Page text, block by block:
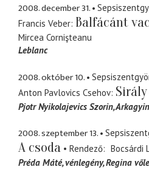
2008. december 31.
Francis Veber Balfácánt
Mircea Cornişteanu
Leblanc
2008. október 10.
Anton Pavlovics Csehov Sirály
Pjotr Nyikolajevics Szorin
2008. szeptember 13.
A csoda Rendező
Bocsárdi
Préda Máté vénlegény, Regina